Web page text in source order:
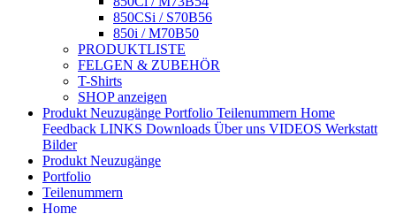
850CSi / S70B56
850i / M70B50
PRODUKTLISTE
FELGEN & ZUBEHÖR
T-Shirts
SHOP anzeigen
Produkt Neuzugänge Portfolio Teilenummern Home
Feedback LINKS Downloads Über uns VIDEOS Werkstatt
Bilder
Produkt Neuzugänge
Portfolio
Teilenummern
Home